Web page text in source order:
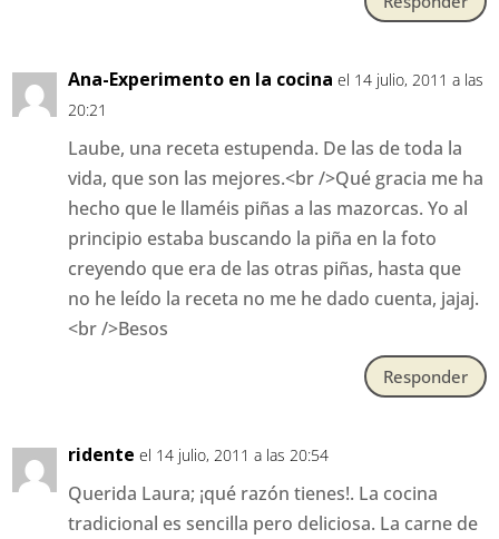
Ana-Experimento en la cocina el 14 julio, 2011 a las
20:21
Laube, una receta estupenda. De las de toda la
vida, que son las mejores.<br />Qué gracia me ha
hecho que le llaméis piñas a las mazorcas. Yo al
principio estaba buscando la piña en la foto
creyendo que era de las otras piñas, hasta que
no he leído la receta no me he dado cuenta, jajaj.
<br />Besos
Responder
ridente el 14 julio, 2011 a las 20:54
Querida Laura; ¡qué razón tienes!. La cocina
tradicional es sencilla pero deliciosa. La carne de